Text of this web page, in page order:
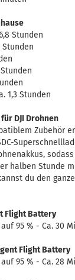
Stunden
Stunden
1,3 Stunden
DJI Drohnen
Zubehör
halben Stunde
du den
Flight Battery
95 % - Ca. 30
Flight Battery
95 % - Ca. 28